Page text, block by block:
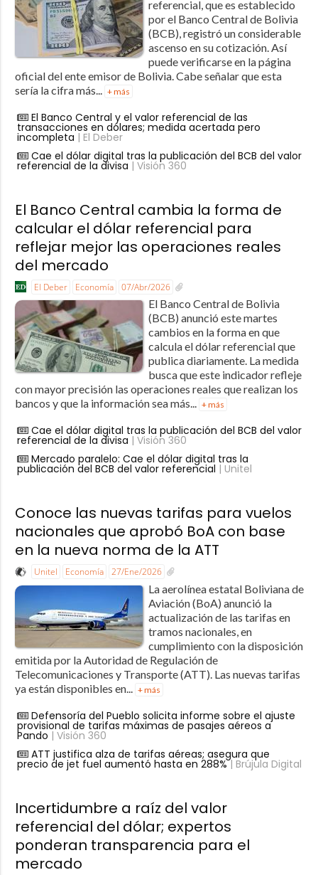
referencial, que es establecido
por el Banco Central de Bolivia
(BCB), registró un considerable
ascenso en su cotización. Así
puede verificarse en la página
oficial del ente emisor de Bolivia. Cabe señalar que esta
sería la cifra más...
+ más
El Banco Central y el valor referencial de las
transacciones en dólares; medida acertada pero
incompleta | El Deber
Cae el dólar digital tras la publicación del BCB del valor
referencial de la divisa | Visión 360
El Banco Central cambia la forma de
calcular el dólar referencial para
reflejar mejor las operaciones reales
del mercado
El Deber Economía 07/Abr/2026
El Banco Central de Bolivia
(BCB) anunció este martes
cambios en la forma en que
calcula el dólar referencial que
publica diariamente. La medida
busca que este indicador refleje
con mayor precisión las operaciones reales que realizan los
bancos y que la información sea más... + más
Cae el dólar digital tras la publicación del BCB del valor
referencial de la divisa | Visión 360
Mercado paralelo: Cae el dólar digital tras la
publicación del BCB del valor referencial | Unitel
Conoce las nuevas tarifas para vuelos
nacionales que aprobó BoA con base
en la nueva norma de la ATT
Unitel Economía 27/Ene/2026
La aerolínea estatal Boliviana de
Aviación (BoA) anunció la
actualización de las tarifas en
tramos nacionales, en
cumplimiento con la disposición
emitida por la Autoridad de Regulación de
Telecomunicaciones y Transporte (ATT). Las nuevas tarifas
ya están disponibles en... + más
Defensoría del Pueblo solicita informe sobre el ajuste
provisional de tarifas máximas de pasajes aéreos a
Pando | Visión 360
ATT justifica alza de tarifas aéreas; asegura que
precio de jet fuel aumentó hasta en 288%| Brújula Digital
Incertidumbre a raíz del valor
referencial del dólar; expertos
ponderan transparencia para el
mercado